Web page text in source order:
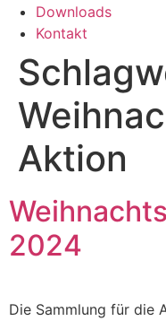
Downloads
Kontakt
Aktion
2024
Die Sammlung für die